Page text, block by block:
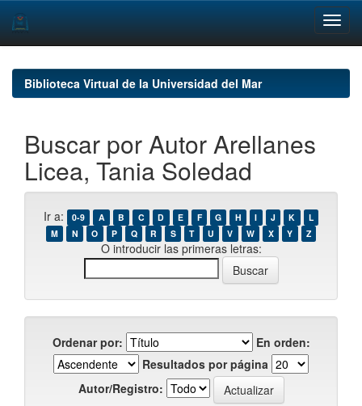
navigationBiblioteca Virtual de la Universidad del Mar
Buscar por Autor Arellanes
Licea, Tania Soledad
Ir a: 0-9 A B C D E F G H I J K
L
M
N O P Q R S T U V W X Y Z
O introducir las primeras letras:
Ordenar por:
En orden:
Resultados por página
Autor/Registro: